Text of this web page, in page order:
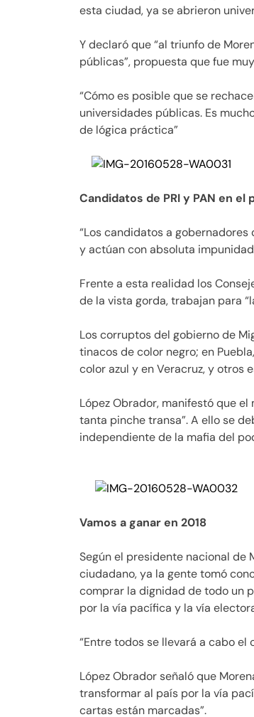
esta ciudad, ya se abrieron
Y declaró que “al triunfo de
públicas”, propuesta que fue
“Cómo es posible que se
universidades públicas. Es
de lógica práctica”
Candidatos de PRI y PAN en
“Los candidatos a gobernadores
y actúan con absoluta
Frente a esta realidad los
de la vista gorda, trabajan para
Los corruptos del gobierno de
tinacos de color negro; en
color azul y en Veracruz, y otros
López Obrador, manifestó que
tanta pinche transa”. A ello se
independiente de la mafia del
Vamos a ganar en 2018
Según el presidente nacional de
ciudadano, ya la gente tomó
comprar la dignidad de todo un
por la vía pacífica y la vía
“Entre todos se llevará a cabo el
López Obrador señaló que
transformar al país por la vía
cartas están marcadas”.